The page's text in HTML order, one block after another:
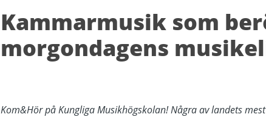
Kammarmusik som
morgondagens
Kom&Hör på Kungliga Musikhögskolan! Några av landets